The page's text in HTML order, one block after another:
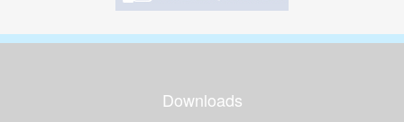
Downloads